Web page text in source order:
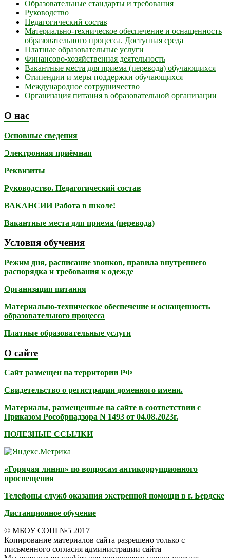
Образовательные стандарты и требования
Руководство
Педагогический состав
Материально-техническое обеспечение и оснащенность
образовательного процесса. Доступная среда
Платные образовательные услуги
Финансово-хозяйственная деятельность
Вакантные места для приема (перевода) обучающихся
Стипендии и меры поддержки обучающихся
Международное сотрудничество
Организация питания в образовательной организации
О нас
Основные сведения
Электронная приёмная
Реквизиты
Руководство. Педагогический состав
ВАКАНСИИ Работа в школе!
Вакантные места для приема (перевода)
Условия обучения
Режим дня, расписание звонков, правила внутреннего
распорядка и требования к одежде
Организация питания
Материально-техническое обеспечение и оснащенность
образовательного процесса
Платные образовательные услуги
О сайте
Сайт размещен на территории РФ
Свидетельство о регистрации доменного имени.
Материалы, размещенные на сайте в соответствии с
Приказом Рособрнадзора N 1493 от 04.08.2023г.
ПОЛЕЗНЫЕ ССЫЛКИ
«Горячая линия» по вопросам антикоррупционного
просвещения
Телефоны служб оказания экстренной помощи в г. Бердске
Дистанционное обучение
© МБОУ СОШ №5 2017
Копирование материалов сайта разрешено только с
письменного согласия администрации сайта